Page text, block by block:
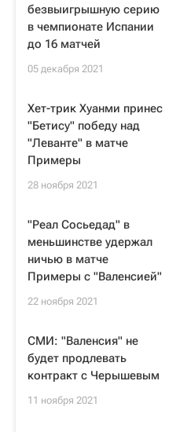
безвыигрышную серию
в чемпионате Испании
до 16 матчей
05 декабря 2021
Хет-трик Хуанми принес
"Бетису" победу над
"Леванте" в матче
Примеры
28 ноября 2021
"Реал Сосьедад" в
меньшинстве удержал
ничью в матче
Примеры с "Валенсией"
22 ноября 2021
СМИ: "Валенсия" не
будет продлевать
контракт с Черышевым
11 ноября 2021